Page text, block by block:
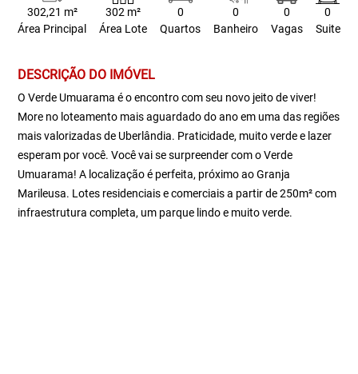
302,21 m²
Área Principal
302 m²
Área Lote
0
Quartos
0
Banheiro
0
Vagas
0
Suite
DESCRIÇÃO DO IMÓVEL
O Verde Umuarama é o encontro com seu novo jeito de viver!
More no loteamento mais aguardado do ano em uma das regiões
mais valorizadas de Uberlândia. Praticidade, muito verde e lazer
esperam por você. Você vai se surpreender com o Verde
Umuarama! A localização é perfeita, próximo ao Granja
Marileusa. Lotes residenciais e comerciais a partir de 250m² com
infraestrutura completa, um parque lindo e muito verde.